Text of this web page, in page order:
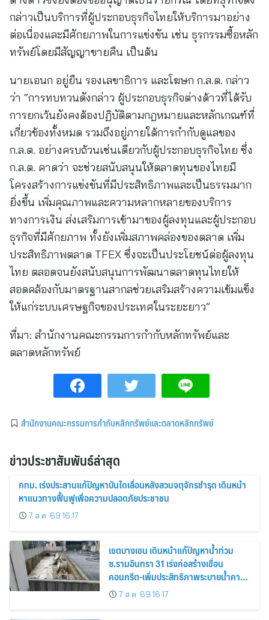
กล่าวเป็นบริการที่ผู้ประกอบธุรกิจไทยให้บริการมาอย่าง
ต่อเนื่องและมีศักยภาพในการแข่งขัน เช่น ธุรกรรมซื้อหลัก
ทรัพย์โดยมีสัญญาขายคืน เป็นต้น
นายเอนก อยู่ยืน รองเลขาธิการ และโฆษก ก.ล.ต. กล่าว
ว่า “การทบทวนดังกล่าว ผู้ประกอบธุรกิจต่างด้าวที่ได้รับ
การยกเว้นยังคงต้องปฏิบัติตามกฎหมายและหลักเกณฑ์ที่
เกี่ยวข้องทั้งหมด รวมถึงอยู่ภายใต้การกำกับดูแลของ
ก.ล.ต. อย่างครบถ้วนเช่นเดียวกับผู้ประกอบธุรกิจไทย ซึ่ง
ก.ล.ต. คาดว่า จะช่วยสนับสนุนให้ตลาดทุนของไทยมี
โครงสร้างการแข่งขันที่มีประสิทธิภาพและเป็นธรรมมาก
ยิ่งขึ้น เพิ่มคุณภาพและความหลากหลายของบริการ
ทางการเงิน ส่งเสริมการเข้ามาของผู้ลงทุนและผู้ประกอบ
ธุรกิจที่มีศักยภาพ ทั้งยังเพิ่มสภาพคล่องของตลาด เพิ่ม
ประสิทธิภาพตลาด TFEX ซึ่งจะเป็นประโยชน์ต่อผู้ลงทุน
ไทย ตลอดจนยังสนับสนุนการพัฒนาตลาดทุนไทยให้
สอดคล้องกับมาตรฐานสากลช่วยเสริมสร้างความเข้มแข็ง
ให้แก่ระบบเศรษฐกิจของประเทศในระยะยาว”
ที่มา: สำนักงานคณะกรรมการกำกับหลักทรัพย์และ
ตลาดหลักทรัพย์
สำนักงานคณะกรรมการกำกับหลักทรัพย์และตลาดหลักทรัพย์
ข่าวประชาสัมพันธ์ล่าสุด
กทม. เร่งประสานแก้ปัญหาบันไดเลื่อนหลังสวนจตุจักรชำรุด เดินหน้า
หาแนวทางฟื้นฟูเพื่อความปลอดภัยประชาชน
7 ส.ค. 69 16:17
เขตบางเขน เดินหน้าแก้ปัญหาน้ำท่วม
ซ.รามอินทรา 31 เร่งก่อสร้างเขื่อน
คอนกรีต-เพิ่มประสิทธิภาพระบายน้ำคาด
แล้วเสร็จ พ.ค. 70
7 ส.ค. 69 16:17